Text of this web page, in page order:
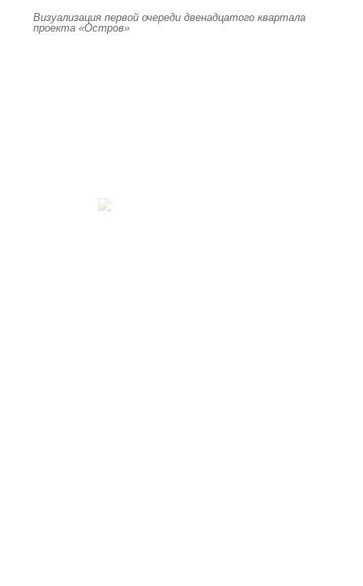
Визуализация первой очереди двенадцатого квартала
проекта «Остров»